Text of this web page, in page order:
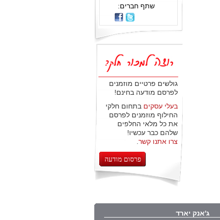
שתף חברים:
גולשים פרטיים מוזמנים
לפרסם מודעה בחינם!
בעלי עסקים בתחום חלקי
החילוף מוזמנים לפרסם
את כל מלאי החלפים
שלהם כבר עכשיו!
צרו אתנו קשר
פרסום מודעה
ג'אנק יארד